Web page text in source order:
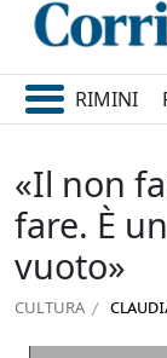
RIMINI
«Il non
fare. È
vuoto»
CULTURA